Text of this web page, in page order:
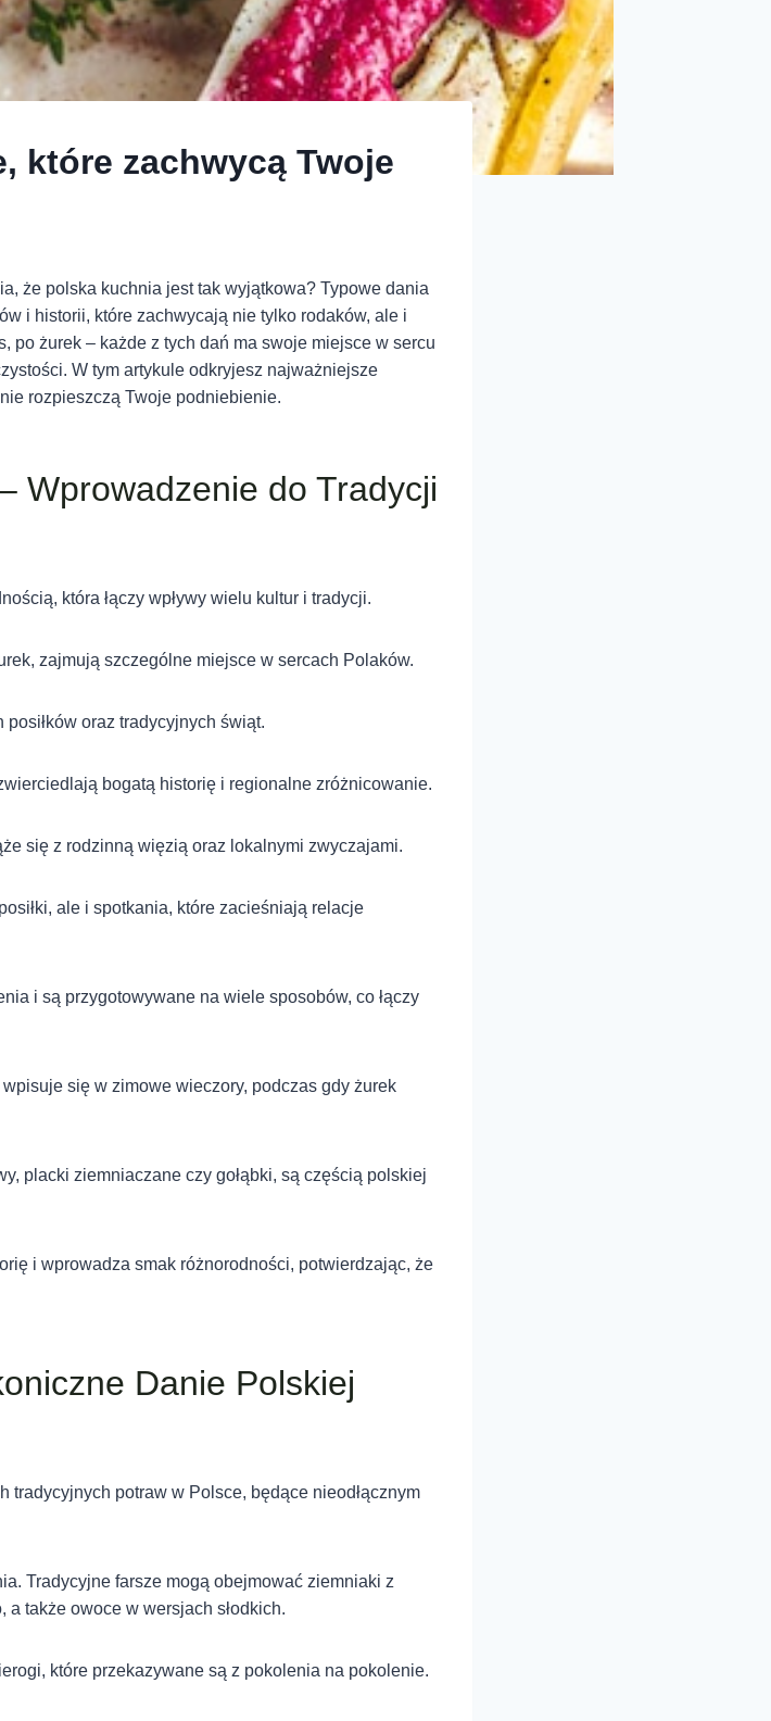
które zachwycą Twoje
że polska kuchnia jest tak wyjątkowa? Typowe dania
i historii, które zachwycają nie tylko rodaków, ale i
po żurek – każde z tych dań ma swoje miejsce w sercu
W tym artykule odkryjesz najważniejsze
rozpieszczą Twoje podniebienie.
Wprowadzenie do Tradycji
która łączy wpływy wielu kultur i tradycji.
zajmują szczególne miejsce w sercach Polaków.
oraz tradycyjnych świąt.
bogatą historię i regionalne zróżnicowanie.
się z rodzinną więzią oraz lokalnymi zwyczajami.
ale i spotkania, które zacieśniają relacje
i są przygotowywane na wiele sposobów, co łączy
się w zimowe wieczory, podczas gdy żurek
placki ziemniaczane czy gołąbki, są częścią polskiej
i wprowadza smak różnorodności, potwierdzając, że
Danie Polskiej
potraw w Polsce, będące nieodłącznym
Tradycyjne farsze mogą obejmować ziemniaki z
także owoce w wersjach słodkich.
które przekazywane są z pokolenia na pokolenie.